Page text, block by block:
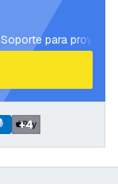
Soporte para
+4